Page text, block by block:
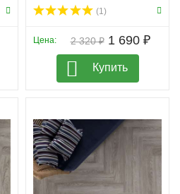
(1)
2 320 ₽
Цена: 1 690 ₽
Купить